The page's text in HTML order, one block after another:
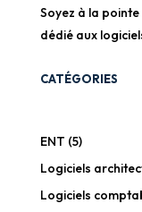
Soyez à la
dédié aux
CATÉGORIES
ENT (5)
Logiciels
Logiciels